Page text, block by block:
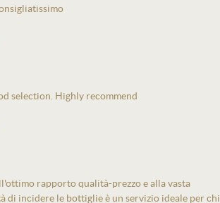
selection. Highly recommend
rapporto qualità-prezzo e alla vasta
di incidere le bottiglie è un servizio ideale per chi